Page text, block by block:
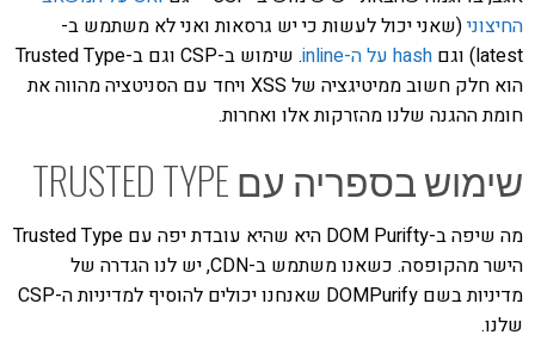
החיצוני(שאני יכול לעשות כי יש גרסאות ואני לא משתמש ב-
latest) וגם
hash על ה-inline
. שימוש ב-CSP וגם ב-Trusted Type
הוא חלק חשוב ממיטיגציה של XSS ויחד עם הסניטציה מהווה את
חומת ההגנה שלנו מהזרקות אלו ואחרות.
שימוש בספריה עם TRUSTED TYPE
מה שיפה ב-DOM Purifty היא שהיא עובדת יפה עם Trusted Type
הישר מהקופסה. כשאנו משתמש ב-CDN, יש לנו הגדרה של
מדיניות בשם DOMPurify שאנחנו יכולים להוסיף למדיניות ה-CSP
שלנו.